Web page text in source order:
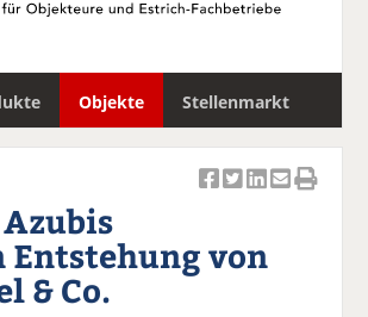
Objekte Stellenmarkt
c
k
el
k k
Entstehung von
& Co.